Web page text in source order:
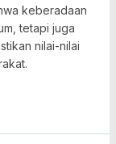
keberadaan
tetapi juga
nilai-nilai